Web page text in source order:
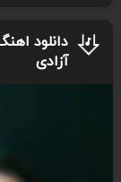
دانلود
آزادی